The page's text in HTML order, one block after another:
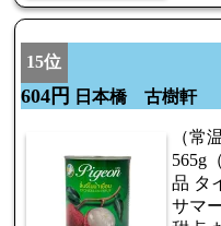
15位
604円 日本橋 古樹軒
（常
565g
品 タ
サマ